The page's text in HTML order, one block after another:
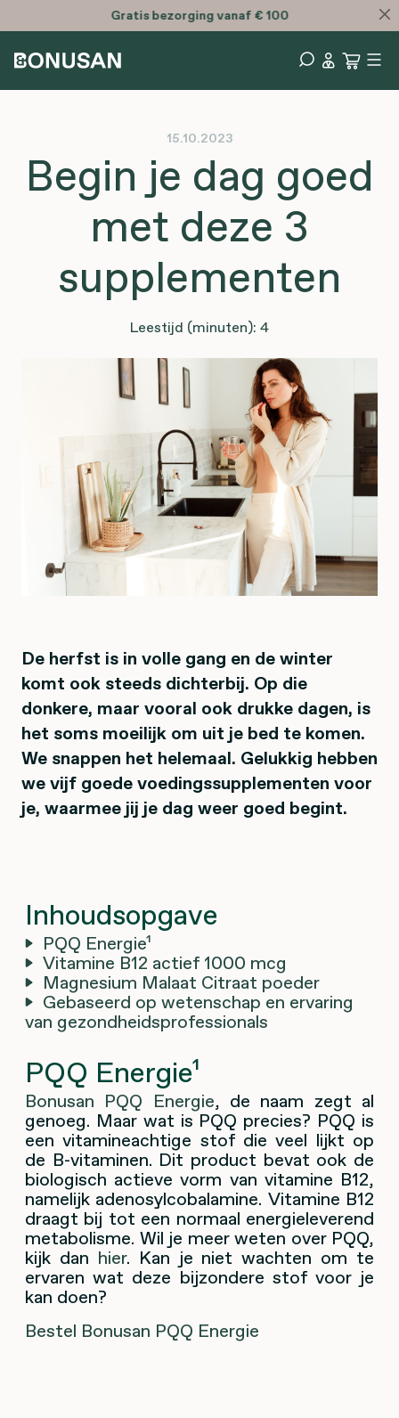
Gratisbezorging vanaf € 100
15.10.2023
Begin je dag goed
met deze 3
supplementen
Leestijd (minuten): 4
De herfst is in volle gang en de winter
komt ook steeds dichterbij. Op die
donkere, maar vooral ook drukke dagen, is
het soms moeilijk om uit je bed te komen.
We snappen het helemaal. Gelukkig hebben
we vijf goede voedingssupplementen voor
je, waarmee jij je dag weer goed begint.
Inhoudsopgave
PQQ Energie¹
Vitamine B12 actief 1000 mcg
Magnesium Malaat Citraat poeder
Gebaseerd op wetenschap en ervaring
van gezondheidsprofessionals
PQQ Energie¹
Bonusan PQQ Energie, de naam zegt al
genoeg. Maar wat is PQQ precies? PQQ is
een vitamineachtige stof die veel lijkt op
de B-vitaminen. Dit product bevat ook de
biologisch actieve vorm van vitamine B12,
namelijk adenosylcobalamine. Vitamine B12
draagt bij tot een normaal energieleverend
metabolisme. Wil je meer weten over PQQ,
kijk dan hier. Kan je niet wachten om te
ervaren wat deze bijzondere stof voor je
kan doen?
Bestel Bonusan PQQ Energie